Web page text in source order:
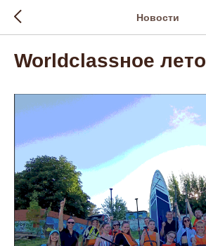
Новости
Worldclassное лето